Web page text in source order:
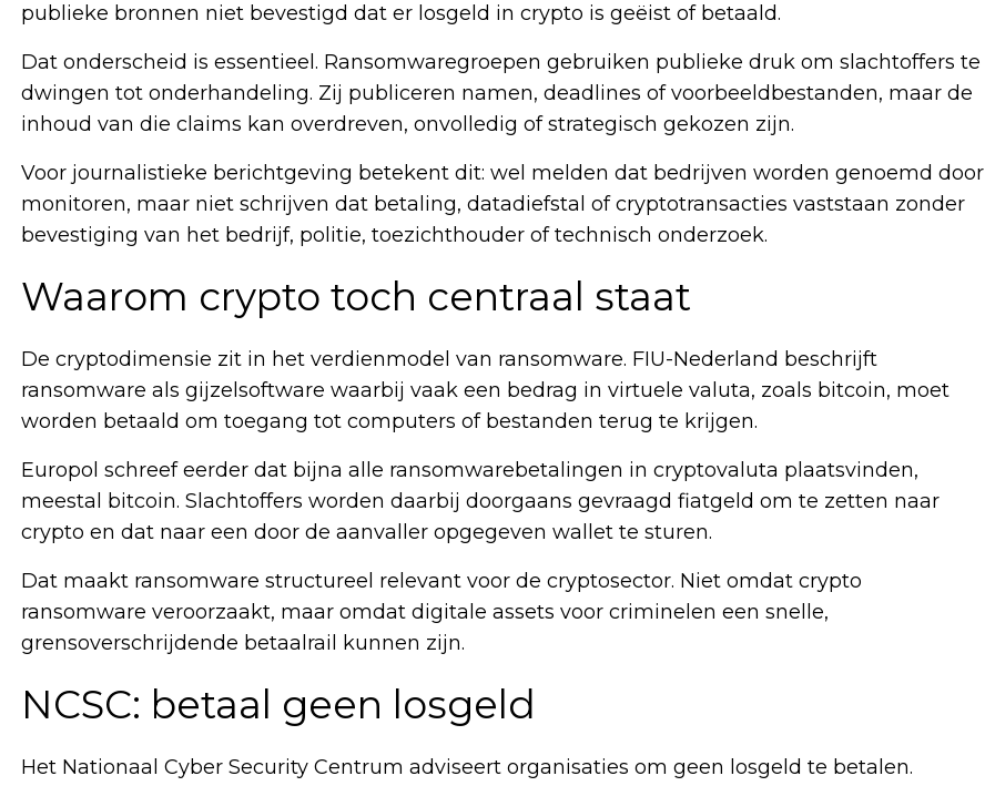
publieke bronnen niet bevestigd dat er losgeld in crypto is geëist of betaald.
Dat onderscheid is essentieel. Ransomwaregroepen gebruiken publieke druk om slachtoffers te
dwingen tot onderhandeling. Zij publiceren namen, deadlines of voorbeeldbestanden, maar de
inhoud van die claims kan overdreven, onvolledig of strategisch gekozen zijn.
Voor journalistieke berichtgeving betekent dit: wel melden dat bedrijven worden genoemd door
monitoren, maar niet schrijven dat betaling, datadiefstal of cryptotransacties vaststaan zonder
bevestiging van het bedrijf, politie, toezichthouder of technisch onderzoek.
Waarom crypto toch centraal staat
De cryptodimensie zit in het verdienmodel van ransomware. FIU-Nederland beschrijft
ransomware als gijzelsoftware waarbij vaak een bedrag in virtuele valuta, zoals bitcoin, moet
worden betaald om toegang tot computers of bestanden terug te krijgen.
Europol schreef eerder dat bijna alle ransomwarebetalingen in cryptovaluta plaatsvinden,
meestal bitcoin. Slachtoffers worden daarbij doorgaans gevraagd fiatgeld om te zetten naar
crypto en dat naar een door de aanvaller opgegeven wallet te sturen.
Dat maakt ransomware structureel relevant voor de cryptosector. Niet omdat crypto
ransomware veroorzaakt, maar omdat digitale assets voor criminelen een snelle,
grensoverschrijdende betaalrail kunnen zijn.
NCSC: betaal geen losgeld
Het Nationaal Cyber Security Centrum adviseert organisaties om geen losgeld te betalen.